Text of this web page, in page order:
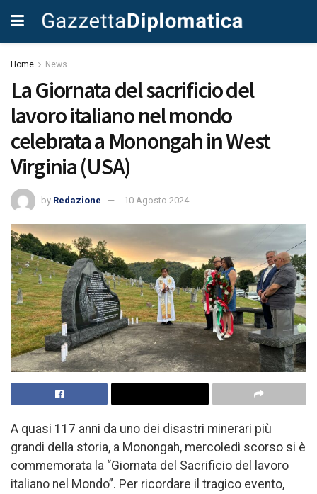
Home News
La Giornata del sacrificio del
lavoro italiano nel mondo
celebrata a Monongah in West
Virginia (USA)
by Redazione 10 Agosto 2024
A quasi 117 anni da uno dei disastri minerari più
grandi della storia, a Monongah, mercoledì scorso si è
commemorata la “Giornata del Sacrificio del lavoro
italiano nel Mondo”. Per ricordare il tragico evento,